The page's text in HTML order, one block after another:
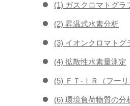
(1) ガスクロマトグラ
(2) 昇温式水素分析
(3) イオンクロマトグ
(4) 拡散性水素量測定
(5) ＦＴ-ＩＲ（フー
(6) 環境負荷物質の分